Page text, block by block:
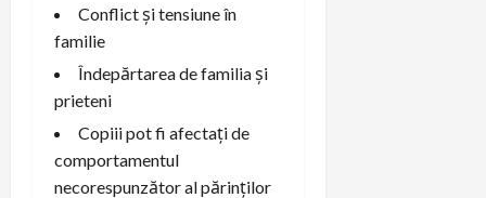
Conflict și tensiune în
familie
Îndepărtarea de familia și
prieteni
Copiii pot fi afectați de
comportamentul
necorespunzător al părinților